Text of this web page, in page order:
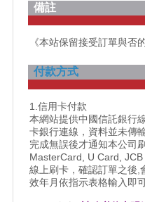
備註
《本站保留接受訂單與否
付款方式
1.信用卡付款
本網站提供中國信託銀行
卡銀行連線，資料並未傳
完成無誤後才通知本公司
MasterCard, U Card,
線上刷卡，確認訂單之後,
效年月依指示表格輸入即